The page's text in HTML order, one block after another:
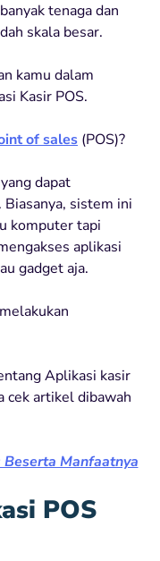
tenaga dan
skala besar.
kamu dalam
Kasir POS.
of sales (POS)?
dapat
sistem ini
komputer tapi
aplikasi
gadget aja.
Aplikasi kasir
cek artikel dibawah
Manfaatnya
POS